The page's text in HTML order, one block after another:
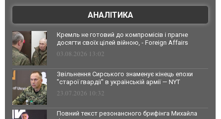
АНАЛІТИКА
Кремль не готовий до компромісів і прагне
досягти своїх цілей війною, - Foreign Affairs
03.08.2026 13:02
Звільнення Сирського знаменує кінець епохи
"старої гвардії" в українській армії — NYT
23.07.2026 10:32
Повний текст резонансного брифінга Михайла